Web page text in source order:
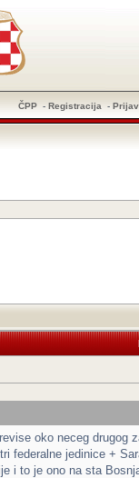
ČPP - Registracija -
oko neceg
federalne jedinice +
i to je ono na sta